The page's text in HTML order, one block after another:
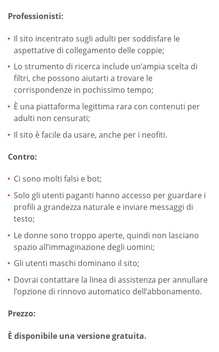
Professionisti:
Il sito incentrato sugli adulti per soddisfare le
aspettative di collegamento delle coppie;
Lo strumento di ricerca include un’ampia scelta di
filtri, che possono aiutarti a trovare le
corrispondenze in pochissimo tempo;
È una piattaforma legittima rara con contenuti per
adulti non censurati;
Il sito è facile da usare, anche per i neofiti.
Contro:
Ci sono molti falsi e bot;
Solo gli utenti paganti hanno accesso per guardare i
profili a grandezza naturale e inviare messaggi di
testo;
Le donne sono troppo aperte, quindi non lasciano
spazio all’immaginazione degli uomini;
Gli utenti maschi dominano il sito;
Dovrai contattare la linea di assistenza per annullare
l’opzione di rinnovo automatico dell’abbonamento.
Prezzo:
È disponibile una versione gratuita.